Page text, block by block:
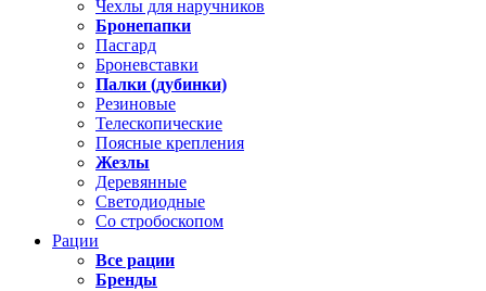
Чехлы для наручников
Бронепапки
Пасгард
Броневставки
Палки (дубинки)
Резиновые
Телескопические
Поясные крепления
Жезлы
Деревянные
Светодиодные
Со стробоскопом
Рации
Все рации
Бренды